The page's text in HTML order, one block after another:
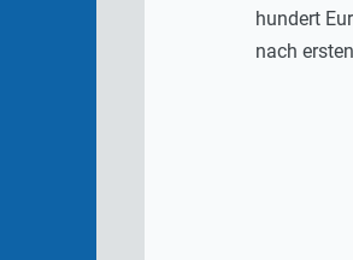
hundert
nach